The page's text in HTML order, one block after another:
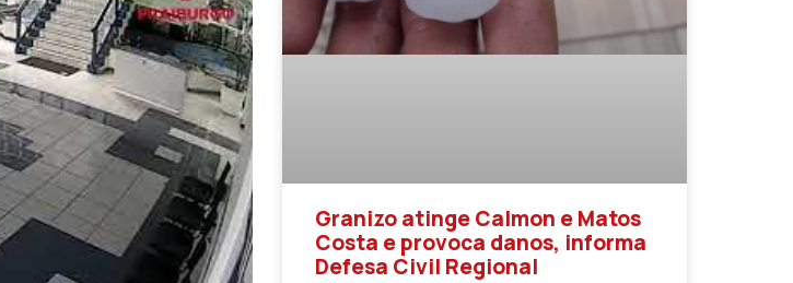
Granizo atinge Calmon e Matos
Costa e provoca danos, informa
Defesa Civil Regional